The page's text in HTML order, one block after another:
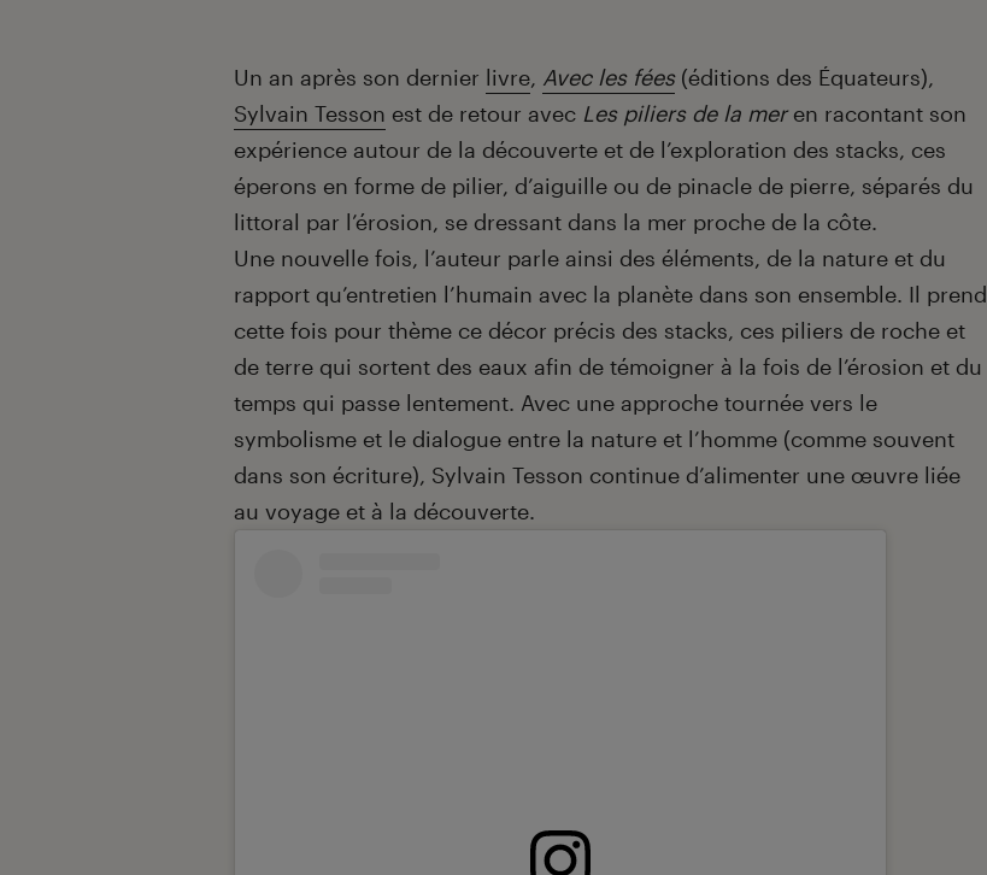
Introduction
Un an après son dernier livre, Avec les fées(éditions des Équateurs),
Sylvain Tesson est de retour avec Les piliers de la meren racontant son
expérience autour de la découverte et de l’exploration des stacks, ces
éperons en forme de pilier, d’aiguille ou de pinacle de pierre, séparés du
littoral par l’érosion, se dressant dans la mer proche de la côte.
Une nouvelle fois, l’auteur parle ainsi des éléments, de la nature et du
rapport qu’entretien l’humain avec la planète dans son ensemble. Il prend
cette fois pour thème ce décor précis des stacks, ces piliers de roche et
de terre qui sortent des eaux afin de témoigner à la fois de l’érosion et du
temps qui passe lentement. Avec une approche tournée vers le
symbolisme et le dialogue entre la nature et l’homme (comme souvent
dans son écriture), Sylvain Tesson continue d’alimenter une œuvre liée
au voyage et à la découverte.